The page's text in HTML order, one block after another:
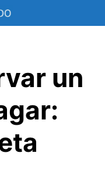
un